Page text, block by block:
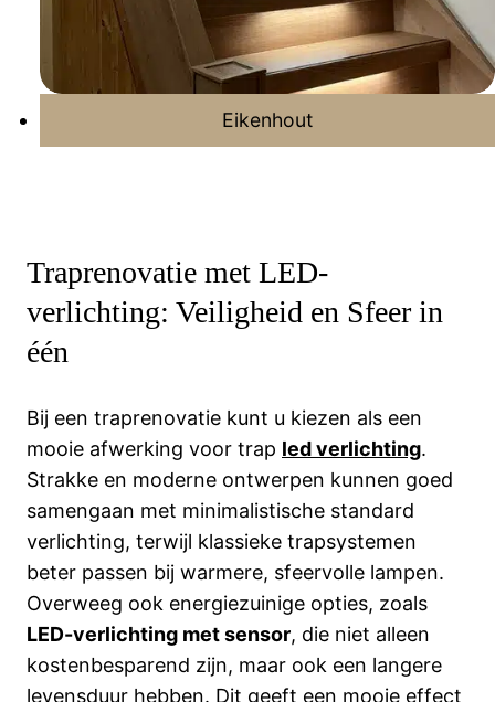
Eikenhout
Traprenovatie met LED-
verlichting: Veiligheid en Sfeer in
één
Bij een traprenovatie kunt u kiezen als een
mooie afwerking voor trap led verlichting.
Strakke en moderne ontwerpen kunnen goed
samengaan met minimalistische standard
verlichting, terwijl klassieke trapsystemen
beter passen bij warmere, sfeervolle lampen.
Overweeg ook energiezuinige opties, zoals
LED-verlichting met sensor, die niet alleen
kostenbesparend zijn, maar ook een langere
levensduur hebben. Dit geeft een mooie effect